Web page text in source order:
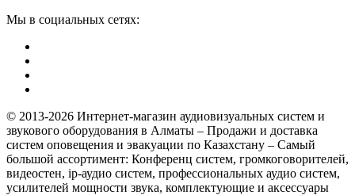
Мы в социальных сетях:
© 2013-2026 Интернет-магазин аудиовизуальных систем и
звукового оборудования в Алматы – Продажи и доставка
систем оповещения и эвакуации по Казахстану – Самый
большой ассортимент: Конференц систем, громкоговорителей,
видеостен, ip-аудио систем, профессиональных аудио систем,
усилителей мощности звука, комплектующие и аксессуары